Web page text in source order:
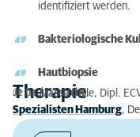
identifiziert werden.
Bakteriologische
Hautbiopsie
Therapie
Je nach Ursache.
© Dr. Maren Dölle, Dipl.
Spezialisten Hamburg,